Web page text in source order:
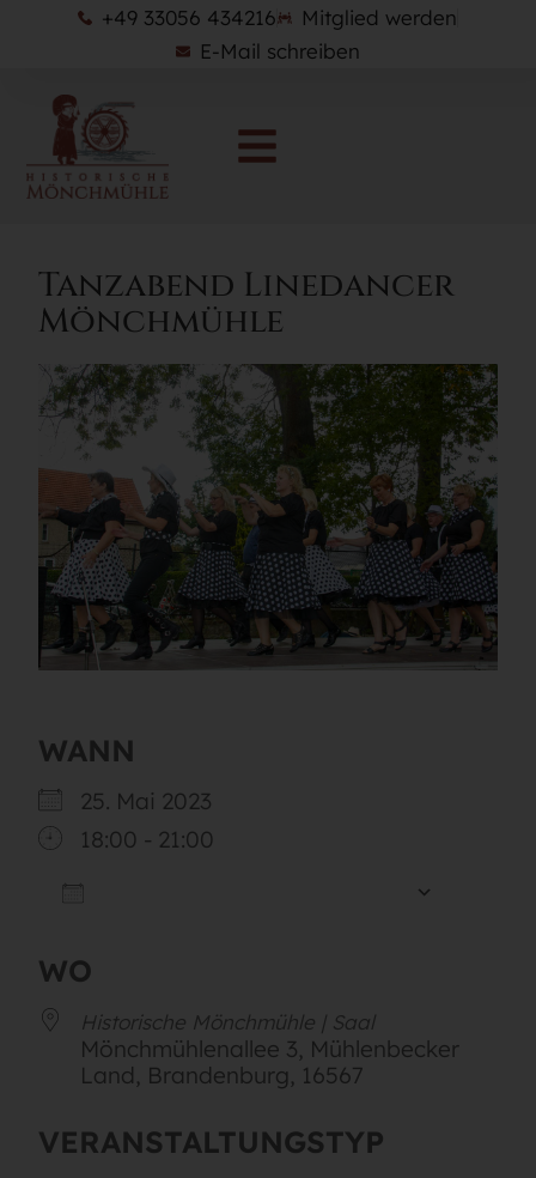
+49 33056 434216
Mitglied werden
E-Mail schreiben
Tanzabend Linedancer
Mönchmühle
WANN
25. Mai 2023
18:00 - 21:00
WO
Historische Mönchmühle | Saal
Mönchmühlenallee 3, Mühlenbecker
Land, Brandenburg, 16567
VERANSTALTUNGSTYP